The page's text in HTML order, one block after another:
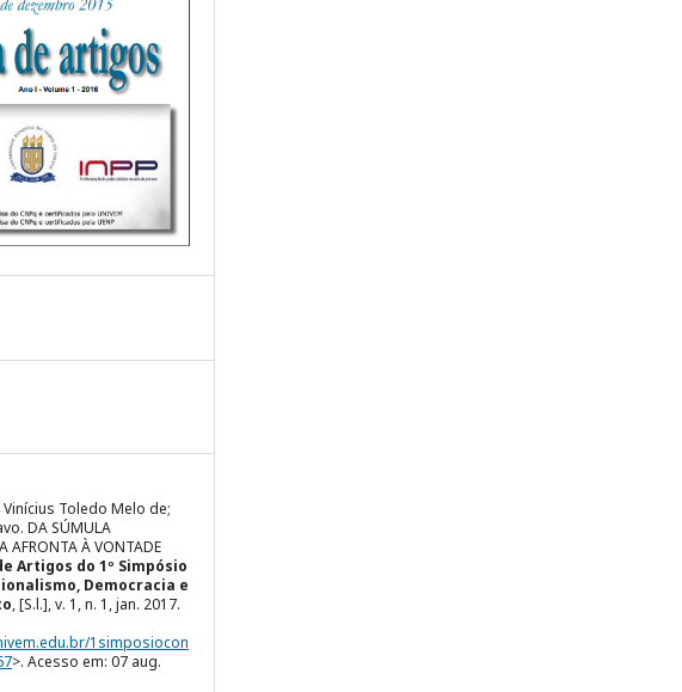
Vinícius Toledo Melo de;
DA SÚMULA
AFRONTA À VONTADE
Artigos do 1º Simpósio
Democracia e
, [S.l.], v. 1, n. 1, jan. 2017.
1simposiocon
>. Acesso em: 07 aug.